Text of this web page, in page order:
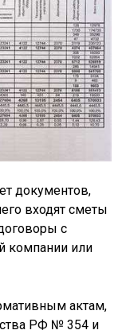
документов,
входят сметы
с
компании или
актам,
РФ № 354 и